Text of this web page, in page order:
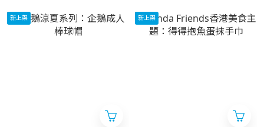
新上架 新上架